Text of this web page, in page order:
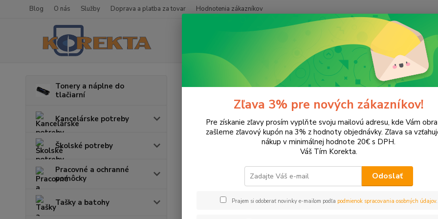
Blog O nás Služby Doprava a platba za tovar Hodnotenia zákazníkov
Tonery a náplne do
tlačiarní
Kancelárske potreby
Školské potreby
Pracovné a ochranné
pomôcky
Tašky a batohy
Tonery a náplne do tlačiarní Hewlett Packard HP DeskJet
DeskJet 1512
Upresniť parametre
EUR Od
Zľava 3% pre nových zákazníkov!
Pre získanie zľavy prosím vyplňte svoju mailovú adresu, kde Vám
zašleme zľavový kupón na 3% z hodnoty objednávky. Zľava sa
nákup v minimálnej hodnote 20€ s DPH.
Váš Tím Korekta.
Odoslať
Prajem si odoberať novinky e-mailom podľa podmienok spracovania osobných údajov.